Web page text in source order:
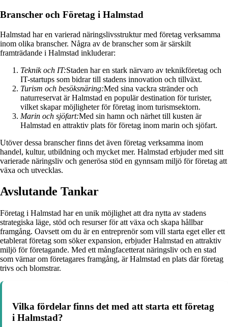
Branscher och Företag i Halmstad
Halmstad har en varierad näringslivsstruktur med företag verksamma
inom olika branscher. Några av de branscher som är särskilt
framträdande i Halmstad inkluderar:
Teknik och IT:Staden har en stark närvaro av teknikföretag och
IT-startups som bidrar till stadens innovation och tillväxt.
Turism och besöksnäring:Med sina vackra stränder och
naturreservat är Halmstad en populär destination för turister,
vilket skapar möjligheter för företag inom turismsektorn.
Marin och sjöfart:Med sin hamn och närhet till kusten är
Halmstad en attraktiv plats för företag inom marin och sjöfart.
Utöver dessa branscher finns det även företag verksamma inom
handel, kultur, utbildning och mycket mer. Halmstad erbjuder med sitt
varierade näringsliv och generösa stöd en gynnsam miljö för företag att
växa och utvecklas.
Avslutande Tankar
Företag i Halmstad har en unik möjlighet att dra nytta av stadens
strategiska läge, stöd och resurser för att växa och skapa hållbar
framgång. Oavsett om du är en entreprenör som vill starta eget eller ett
etablerat företag som söker expansion, erbjuder Halmstad en attraktiv
miljö för företagande. Med ett mångfacetterat näringsliv och en stad
som värnar om företagares framgång, är Halmstad en plats där företag
trivs och blomstrar.
Vilka fördelar finns det med att starta ett företag
i Halmstad?